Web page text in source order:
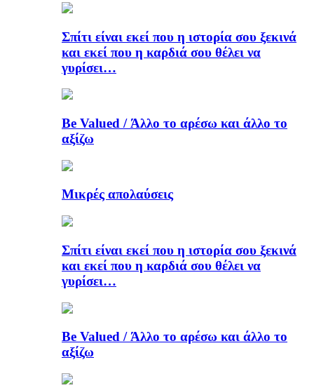
Σπίτι είναι εκεί που η ιστορία σου ξεκινά
και εκεί που η καρδιά σου θέλει να
γυρίσει…
Be Valued / Άλλο το αρέσω και άλλο το
αξίζω
Μικρές απολαύσεις
Σπίτι είναι εκεί που η ιστορία σου ξεκινά
και εκεί που η καρδιά σου θέλει να
γυρίσει…
Be Valued / Άλλο το αρέσω και άλλο το
αξίζω